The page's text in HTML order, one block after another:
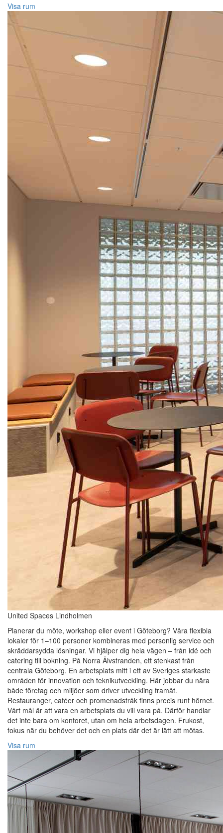
Visa rum
United Spaces Lindholmen
Planerar du möte, workshop eller event i Göteborg? Våra flexibla
lokaler för 1–100 personer kombineras med personlig service och
skräddarsydda lösningar. Vi hjälper dig hela vägen – från idé och
catering till bokning. På Norra Älvstranden, ett stenkast från
centrala Göteborg. En arbetsplats mitt i ett av Sveriges starkaste
områden för innovation och teknikutveckling. Här jobbar du nära
både företag och miljöer som driver utveckling framåt.
Restauranger, caféer och promenadstråk finns precis runt hörnet.
Vårt mål är att vara en arbetsplats du vill vara på. Därför handlar
det inte bara om kontoret, utan om hela arbetsdagen. Frukost,
fokus när du behöver det och en plats där det är lätt att mötas.
Visa rum